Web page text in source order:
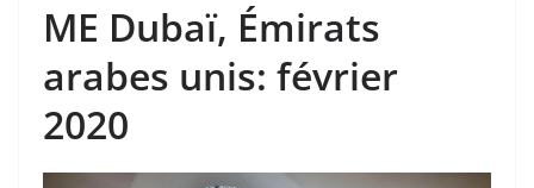
ME Dubaï, Émirats
arabes unis: février
2020